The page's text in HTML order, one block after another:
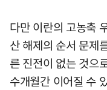
다만 이란의 고농축
산 해제의 순서 문제
른 진전이 없는 것으
수개월간 이어질 수